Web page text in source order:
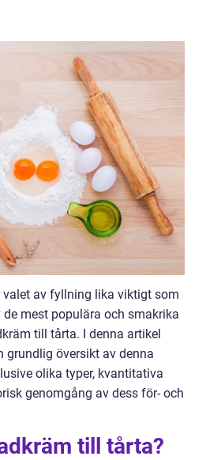
av fyllning lika viktigt som
mest populära och smakrika
till tårta. I denna artikel
grundlig översikt av denna
olika typer, kvantitativa
genomgång av dess för- och
till tårta?